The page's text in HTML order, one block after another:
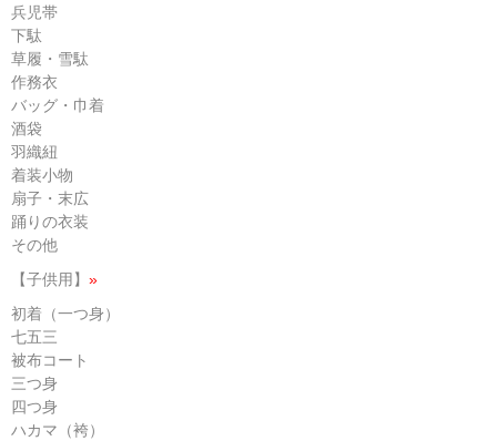
兵児帯
下駄
草履・雪駄
作務衣
バッグ・巾着
酒袋
羽織紐
着装小物
扇子・末広
踊りの衣装
その他
【子供用】 »
初着（一つ身）
七五三
被布コート
三つ身
四つ身
ハカマ（袴）